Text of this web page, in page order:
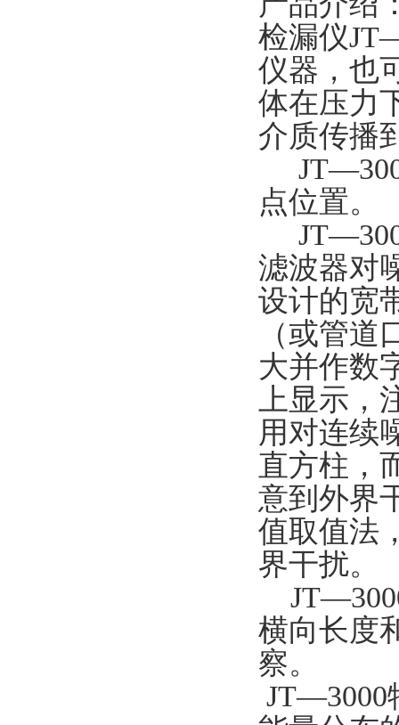
检漏仪
仪器，也
体在压力
介质传播
点位置。
滤波器对
设计的宽
（或管
大并作数
上显示
用对连续
直方柱，
意到外界
值取值法
界干扰。
横向长度
察。
JT—3000